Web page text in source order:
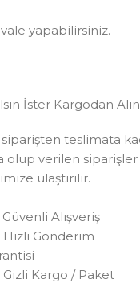
yapabilirsiniz.
İster Kargodan Alın
teslimata
olup verilen
ulaştırılır.
Alışveriş
Gönderim
Kargo / Paket